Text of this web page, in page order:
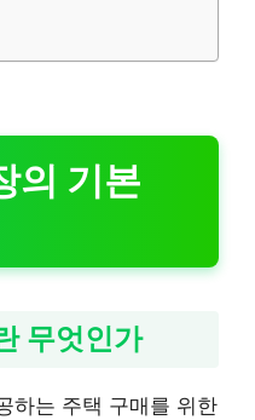
의 기본
무엇인가
하는 주택 구매를 위한